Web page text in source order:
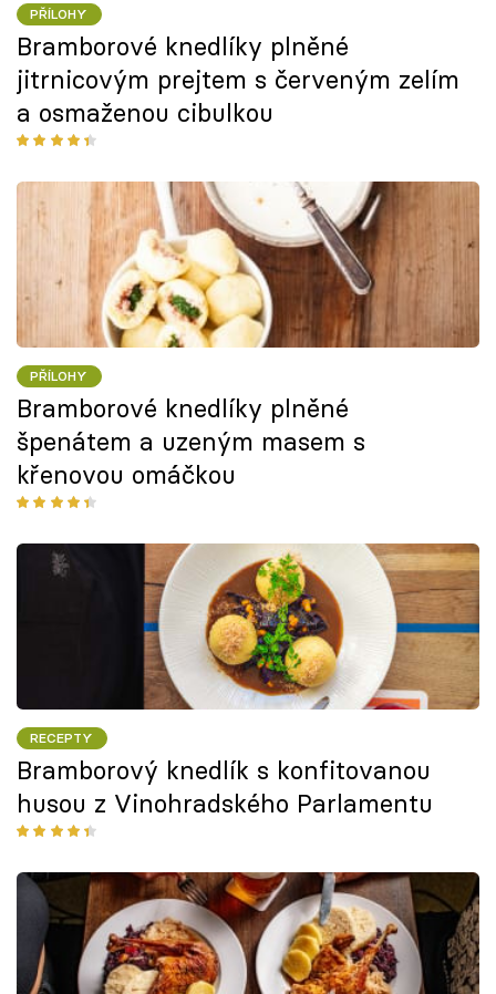
PŘÍLOHY
Bramborové knedlíky plněné
jitrnicovým prejtem s červeným zelím
a osmaženou cibulkou
PŘÍLOHY
Bramborové knedlíky plněné
špenátem a uzeným masem s
křenovou omáčkou
RECEPTY
Bramborový knedlík s konfitovanou
husou z Vinohradského Parlamentu